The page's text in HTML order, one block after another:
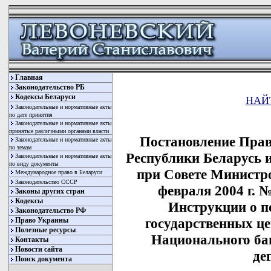
Главная
Законодательство РБ
Кодексы Беларуси
Законодательные и нормативные акты
по дате принятия
Законодательные и нормативные акты
принятые различными органами власти
Законодательные и нормативные акты
по темам
Законодательные и нормативные акты
по виду документы
Международное право в Беларуси
Законодательство СССР
Законы других стран
Кодексы
Законодательство РФ
Право Украины
Полезные ресурсы
Контакты
Новости сайта
Поиск документа
Постановление
Республики
при Совете
февраля 2004 г.
Инструкции о
государственных
Национального